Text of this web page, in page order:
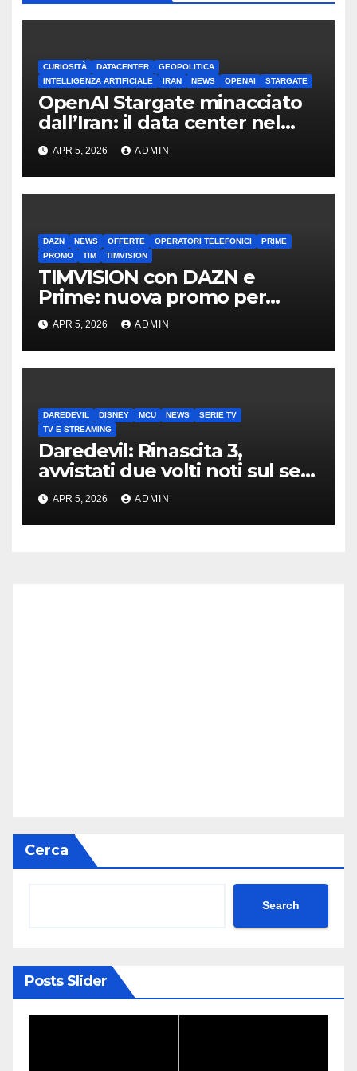
CURIOSITÀ DATACENTER
GEOPOLITICA
INTELLIGENZA ARTIFICIALE
IRAN NEWS OPENAI STARGATE
OpenAI Stargate minacciato
dall’Iran: il data center nel
mirino
APR 5, 2026 ADMIN
DAZN NEWS OFFERTE OPERATORI TELEFONICI
PRIME
PROMO
TIM TIMVISION
TIMVISION con DAZN e
Prime: nuova promo per
clienti TIM
APR 5, 2026 ADMIN
DAREDEVIL DISNEY MCU NEWS
SERIE TV
TV E STREAMING
Daredevil: Rinascita 3,
avvistati due volti noti sul set
di New York
APR 5, 2026 ADMIN
Cerca
Search
Posts Slider